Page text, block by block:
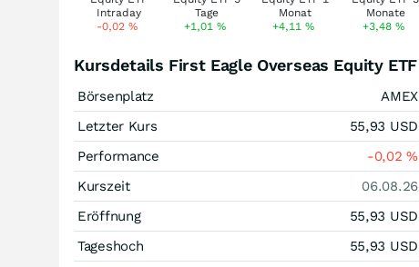
-0,02 % +1,01% +4,11 % +3,48%
Kursdetails First Eagle Overseas Equity ETF
Börsenplatz
AMEX
Letzter Kurs
55,93 USD
Performance
-0,02%
Kurszeit
06.08.26
Eröffnung
55,93 USD
Tageshoch
55,93 USD